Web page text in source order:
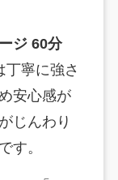
ジ 60分
丁寧に強さ
安心感が
じんわり
す。